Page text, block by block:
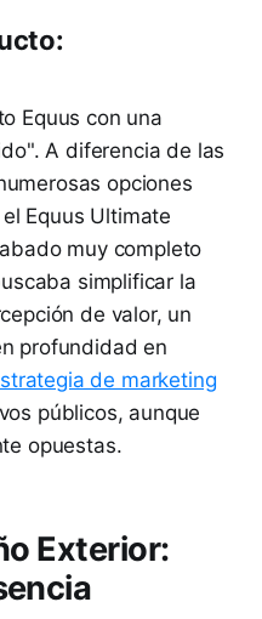
Equus con una
A diferencia de las
opciones
Equus Ultimate
muy completo
simplificar la
de valor, un
profundidad en
de marketing
públicos, aunque
opuestas.
Exterior: